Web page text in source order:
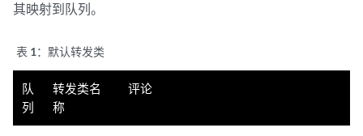
其映射到队列。
表 1： 默认转发类
队
列
转发类名
称
评论